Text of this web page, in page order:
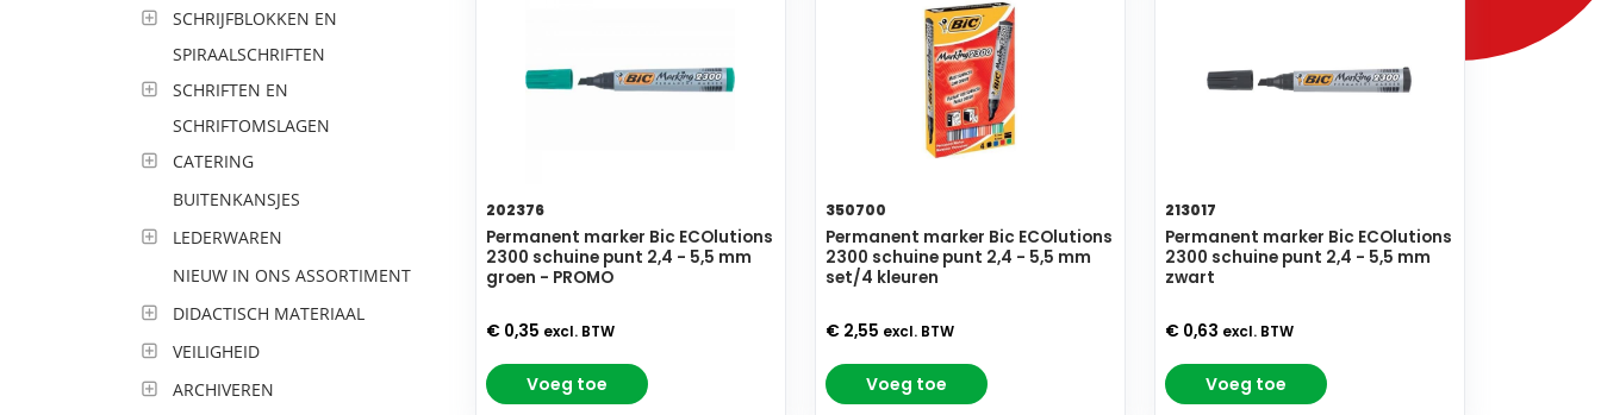
SCHRIJFBLOKKEN EN
SPIRAALSCHRIFTEN
SCHRIFTEN EN
SCHRIFTOMSLAGEN
CATERING
BUITENKANSJES
LEDERWAREN
NIEUW IN ONS ASSORTIMENT
DIDACTISCH MATERIAAL
VEILIGHEID
ARCHIVEREN
202376
Permanent marker Bic ECOlutions
2300 schuine punt 2,4 - 5,5 mm
groen - PROMO
€ 0,35 excl. BTW
Voeg toe
350700
Permanent marker Bic ECOlutions
2300 schuine punt 2,4 - 5,5 mm
set/4 kleuren
€ 2,55 excl. BTW
Voeg toe
213017
Permanent marker Bic ECOlutions
2300 schuine punt 2,4 - 5,5 mm
zwart
€ 0,63 excl. BTW
Voeg toe